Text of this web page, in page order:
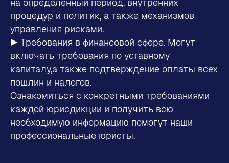
на определенный период, внутренних
процедур и политик, а также механизмов
управления рисками.
▶ Требования в финансовой сфере. Могут
включать требования по уставному
капиталу,а также подтверждение оплаты всех
пошлин и налогов.
Ознакомиться с конкретными требованиями
каждой юрисдикции и получить всю
необходимую информацию помогут наши
профессиональные юристы.